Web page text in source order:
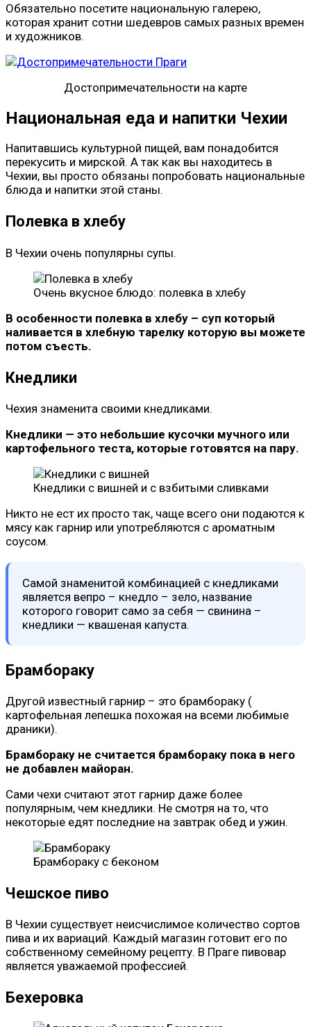
Обязательно посетите национальную галерею,
которая хранит сотни шедевров самых разных времен
и художников.
Достопримечательности на карте
Национальная еда и напитки Чехии
Напитавшись культурной пищей, вам понадобится
перекусить и мирской. А так как вы находитесь в
Чехии, вы просто обязаны попробовать национальные
блюда и напитки этой станы.
Полевка в хлебу
В Чехии очень популярны супы.
Очень вкусное блюдо: полевка в хлебу
В особенности полевка в хлебу – суп который
наливается в хлебную тарелку которую вы можете
потом съесть.
Кнедлики
Чехия знаменита своими кнедликами.
Кнедлики — это небольшие кусочки мучного или
картофельного теста, которые готовятся на пару.
Кнедлики с вишней и с взбитыми сливками
Никто не ест их просто так, чаще всего они подаются к
мясу как гарнир или употребляются с ароматным
соусом.
Самой знаменитой комбинацией с кнедликами
является вепро – кнедло – зело, название
которого говорит само за себя — свинина –
кнедлики — квашеная капуста.
Брамбораку
Другой известный гарнир – это брамбораку (
картофельная лепешка похожая на всеми любимые
драники).
Брамбораку не считается брамбораку пока в него
не добавлен майоран.
Сами чехи считают этот гарнир даже более
популярным, чем кнедлики. Не смотря на то, что
некоторые едят последние на завтрак обед и ужин.
Брамбораку с беконом
Чешское пиво
В Чехии существует неисчислимое количество сортов
пива и их вариаций. Каждый магазин готовит его по
собственному семейному рецепту. В Праге пивовар
является уважаемой профессией.
Бехеровка